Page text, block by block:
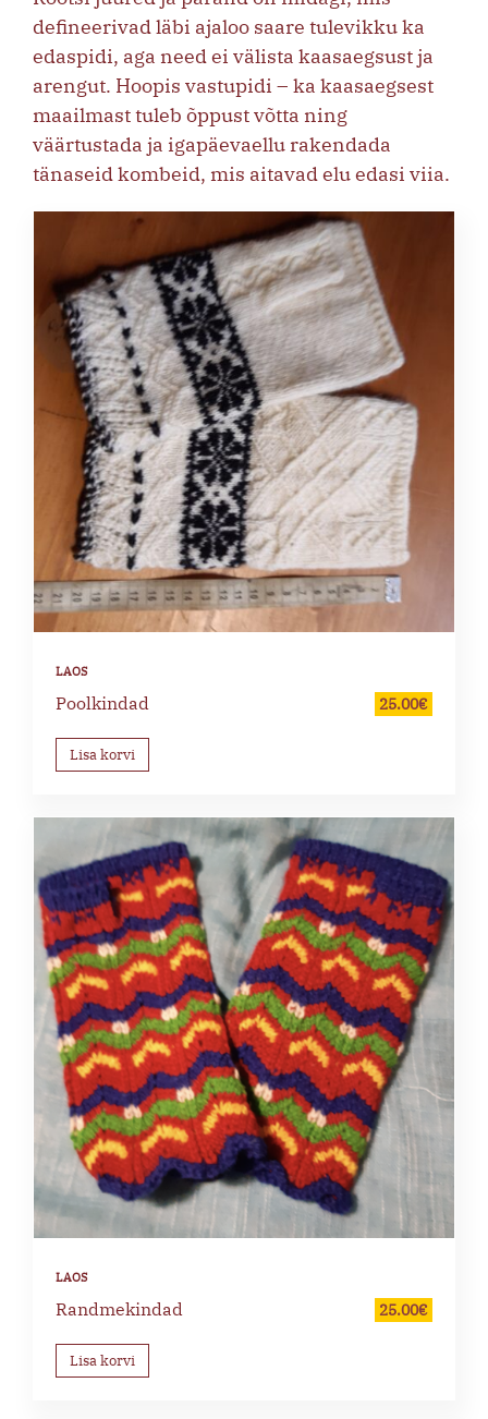
defineerivad läbi ajaloo saare tulevikku ka
edaspidi, aga need ei välista kaasaegsust ja
arengut. Hoopis vastupidi – ka kaasaegsest
maailmast tuleb õppust võtta ning
väärtustada ja igapäevaellu rakendada
tänaseid kombeid, mis aitavad elu edasi viia.
Poolkindad 25.00€
Lisa korvi
Randmekindad 25.00€
Lisa korvi